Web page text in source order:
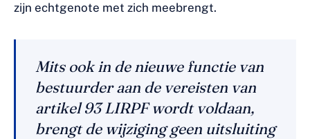
zijn echtgenote met zich meebrengt.
Mits ook in de nieuwe functie van
bestuurder aan de vereisten van
artikel 93 LIRPF wordt voldaan,
brengt de wijziging geen uitsluiting